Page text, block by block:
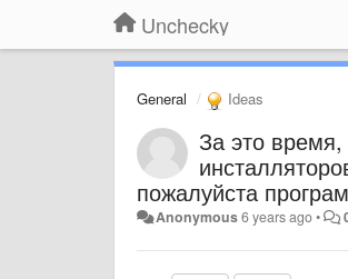
Unchecky
General Ideas
За это
пожалуйста
Anonymous6 years ago•